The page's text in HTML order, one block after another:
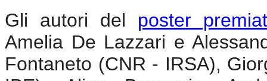
Gli autori del poster
Amelia De Lazzari e
Fontaneto (CNR - IRSA),